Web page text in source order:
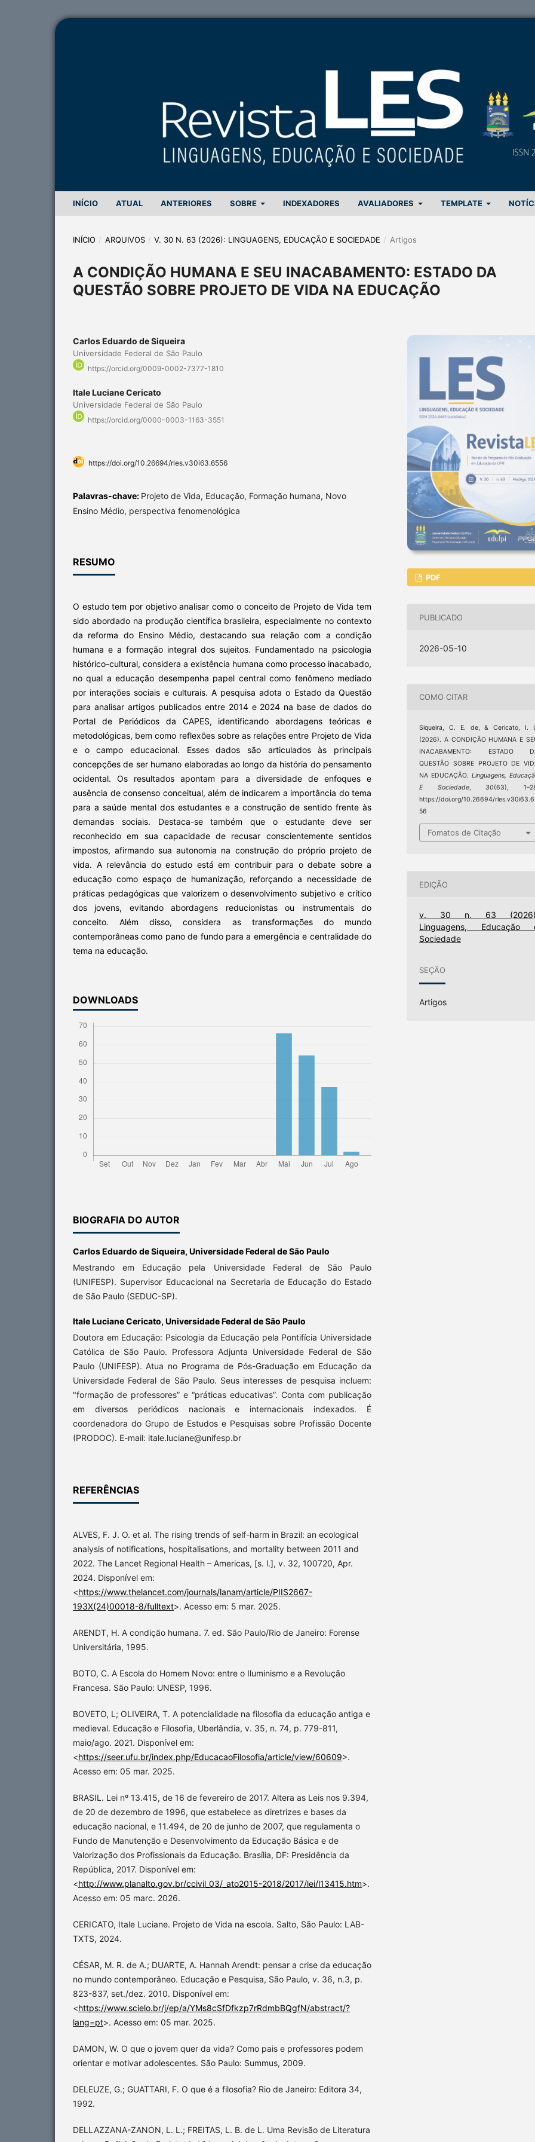
INÍCIO ATUAL ANTERIORES SOBRE INDEXADORES AVALIADORES TEMPLATE
INÍCIO / ARQUIVOS / V. 30 N. 63 (2026): LINGUAGENS, EDUCAÇÃO E SOCIEDADE / Artigos
A CONDIÇÃO HUMANA E SEU INACABAMENTO: ESTADO DA
QUESTÃO SOBRE PROJETO DE VIDA NA EDUCAÇÃO
Carlos Eduardo de Siqueira
Universidade Federal de São Paulo
https://orcid.org/0009-0002-7377-1810
Itale Luciane Cericato
Universidade Federal de São Paulo
https://orcid.org/0000-0003-1163-3551
https://doi.org/10.26694/rles.v30i63.6556
Palavras-chave: Projeto de Vida, Educação, Formação humana, Novo
Ensino Médio, perspectiva fenomenológica
RESUMO
O estudo tem por objetivo analisar como o conceito de Projeto de Vida tem
sido abordado na produção científica brasileira, especialmente no contexto
da reforma do Ensino Médio, destacando sua relação com a condição
humana e a formação integral dos sujeitos. Fundamentado na psicologia
histórico-cultural, considera a existência humana como processo inacabado,
no qual a educação desempenha papel central como fenômeno mediado
por interações sociais e culturais. A pesquisa adota o Estado da Questão
para analisar artigos publicados entre 2014 e 2024 na base de dados do
Portal de Periódicos da CAPES, identificando abordagens teóricas e
metodológicas, bem como reflexões sobre as relações entre Projeto de Vida
e o campo educacional. Esses dados são articulados às principais
concepções de ser humano elaboradas ao longo da história do pensamento
ocidental. Os resultados apontam para a diversidade de enfoques e
ausência de consenso conceitual, além de indicarem a importância do tema
para a saúde mental dos estudantes e a construção de sentido frente às
demandas sociais. Destaca-se também que o estudante deve ser
reconhecido em sua capacidade de recusar conscientemente sentidos
impostos, afirmando sua autonomia na construção do próprio projeto de
vida. A relevância do estudo está em contribuir para o debate sobre a
educação como espaço de humanização, reforçando a necessidade de
práticas pedagógicas que valorizem o desenvolvimento subjetivo e crítico
dos jovens, evitando abordagens reducionistas ou instrumentais do
conceito. Além disso, considera as transformações do mundo
contemporâneas como pano de fundo para a emergência e centralidade do
tema na educação.
DOWNLOADS
BIOGRAFIA DO AUTOR
Carlos Eduardo de Siqueira, Universidade Federal de São Paulo
Mestrando em Educação pela Universidade Federal de São Paulo
(UNIFESP). Supervisor Educacional na Secretaria de Educação do Estado
de São Paulo (SEDUC-SP).
Itale Luciane Cericato, Universidade Federal de São Paulo
Doutora em Educação: Psicologia da Educação pela Pontifícia Universidade
Católica de São Paulo. Professora Adjunta Universidade Federal de São
Paulo (UNIFESP). Atua no Programa de Pós-Graduação em Educação da
Universidade Federal de São Paulo. Seus interesses de pesquisa incluem:
"formação de professores” e “práticas educativas”. Conta com publicação
em diversos periódicos nacionais e internacionais indexados. É
coordenadora do Grupo de Estudos e Pesquisas sobre Profissão Docente
(PRODOC). E-mail: itale.luciane@unifesp.br
REFERÊNCIAS
ALVES, F. J. O. et al. The rising trends of self-harm in Brazil: an ecological
analysis of notifications, hospitalisations, and mortality between 2011 and
2022. The Lancet Regional Health – Americas, [s. l.], v. 32, 100720, Apr.
2024. Disponível em:
<https://www.thelancet.com/journals/lanam/article/PIIS2667-
193X(24)00018-8/fulltext>. Acesso em: 5 mar. 2025.
ARENDT, H. A condição humana. 7. ed. São Paulo/Rio de Janeiro: Forense
Universitária, 1995.
BOTO, C. A Escola do Homem Novo: entre o Iluminismo e a Revolução
Francesa. São Paulo: UNESP, 1996.
BOVETO, L; OLIVEIRA, T. A potencialidade na filosofia da educação antiga e
medieval. Educação e Filosofia, Uberlândia, v. 35, n. 74, p. 779-811,
maio/ago. 2021. Disponível em:
<https://seer.ufu.br/index.php/EducacaoFilosofia/article/view/60609>.
Acesso em: 05 mar. 2025.
BRASIL. Lei nº 13.415, de 16 de fevereiro de 2017. Altera as Leis nos 9.394,
de 20 de dezembro de 1996, que estabelece as diretrizes e bases da
educação nacional, e 11.494, de 20 de junho de 2007, que regulamenta o
Fundo de Manutenção e Desenvolvimento da Educação Básica e de
Valorização dos Profissionais da Educação. Brasília, DF: Presidência da
República, 2017. Disponível em:
<http://www.planalto.gov.br/ccivil_03/_ato2015-2018/2017/lei/l13415.htm>.
Acesso em: 05 marc. 2026.
CERICATO, Itale Luciane. Projeto de Vida na escola. Salto, São Paulo: LAB-
TXTS, 2024.
CÉSAR, M. R. de A.; DUARTE, A. Hannah Arendt: pensar a crise da educação
no mundo contemporâneo. Educação e Pesquisa, São Paulo, v. 36, n.3, p.
823-837, set./dez. 2010. Disponível em:
<https://www.scielo.br/j/ep/a/YMs8cSfDfkzp7rRdmbBQgfN/abstract/?
lang=pt>. Acesso em: 05 mar. 2025.
DAMON, W. O que o jovem quer da vida? Como pais e professores podem
orientar e motivar adolescentes. São Paulo: Summus, 2009.
DELEUZE, G.; GUATTARI, F. O que é a filosofia? Rio de Janeiro: Editora 34,
1992.
DELLAZZANA-ZANON, L. L.; FREITAS, L. B. de L. Uma Revisão de Literatura
PDF
PUBLICADO
2026-05-10
COMO CITAR
Siqueira, C. E. de, & Cericato, I.
(2026). A CONDIÇÃO HUMANA E
INACABAMENTO: ESTADO
QUESTÃO SOBRE PROJETO DE
NA EDUCAÇÃO. Linguagens,
E Sociedade,30(63),
https://doi.org/10.26694/
56
Fomatos de Citação
EDIÇÃO
v. 30 n. 63
Linguagens, Educação
Sociedade
SEÇÃO
Artigos